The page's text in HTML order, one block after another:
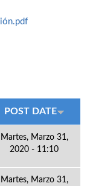
POST DATE
Martes, Marzo 31,
2020 - 11:10
Martes, Marzo 31,